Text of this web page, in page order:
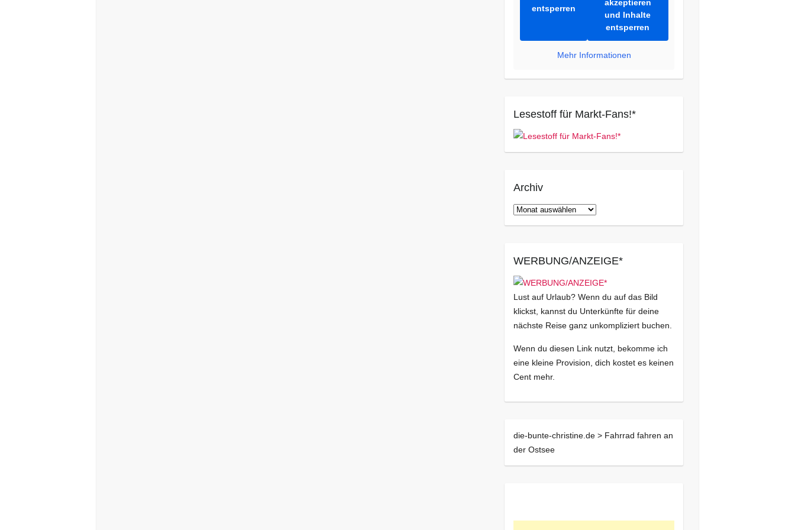
entsperren
akzeptieren
und Inhalte
entsperren
Mehr Informationen
Lesestoff für Markt-Fans!*
Archiv
Archiv
WERBUNG/ANZEIGE*
Lust auf Urlaub? Wenn du auf das Bild
klickst, kannst du Unterkünfte für deine
nächste Reise ganz unkompliziert buchen.
Wenn du diesen Link nutzt, bekomme ich
eine kleine Provision, dich kostet es keinen
Cent mehr.
die-bunte-christine.de > Fahrrad fahren an
der Ostsee